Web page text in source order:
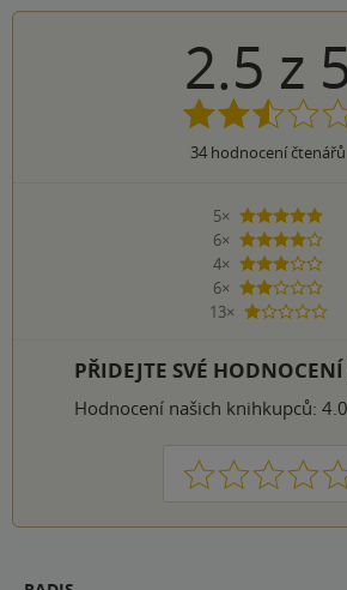
2.5 z
34 hodnocení čtenářů
5×
5
6×
4 hvězdičky
4×
3 hvězdičky
6×
2 hvězdičky
13×
1 hvezdička
PŘIDEJTE SVÉ
Hodnocení našich knihkupců:
1 2 3 4 5